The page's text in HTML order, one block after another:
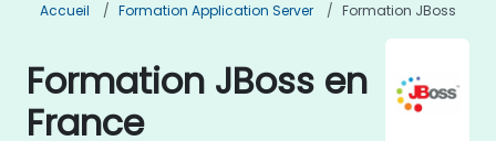
Accueil Formation Application Server Formation JBoss
Formation JBoss en
France